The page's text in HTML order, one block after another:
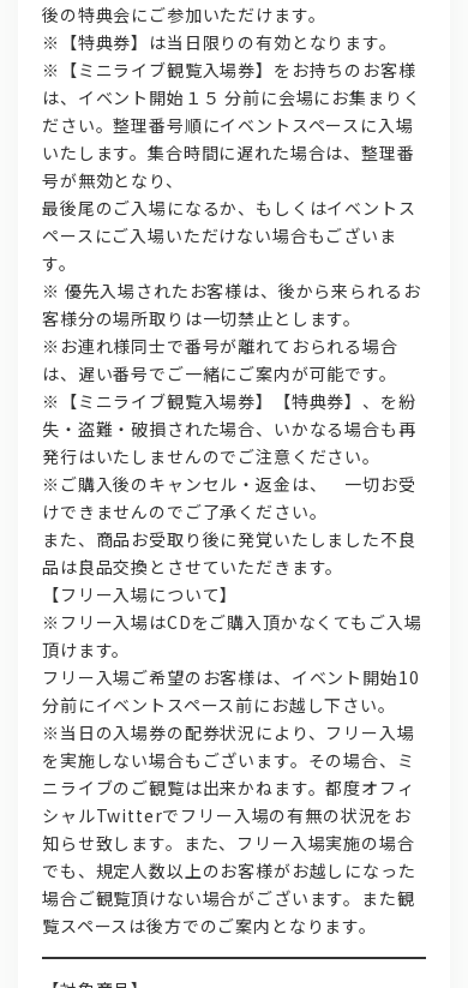
後の特典会にご参加いただけます。
※【特典券】は当日限りの有効となります。
※【ミニライブ観覧入場券】をお持ちのお客様
は、イベント開始１５ 分前に会場にお集まりく
ださい。整理番号順にイベントスペースに入場
いたします。集合時間に遅れた場合は、整理番
号が無効となり、
最後尾のご入場になるか、もしくはイベントス
ペースにご入場いただけない場合もございま
す。
※ 優先入場されたお客様は、後から来られるお
客様分の場所取りは一切禁止とします。
※お連れ様同士で番号が離れておられる場合
は、遅い番号でご一緒にご案内が可能です。
※【ミニライブ観覧入場券】【特典券】、を紛
失・盗難・破損された場合、いかなる場合も再
発行はいたしませんのでご注意ください。
※ご購入後のキャンセル・返金は、 一切お受
けできませんのでご了承ください。
また、商品お受取り後に発覚いたしました不良
品は良品交換とさせていただきます。
【フリー入場について】
※フリー入場はCDをご購入頂かなくてもご入場
頂けます。
フリー入場ご希望のお客様は、イベント開始10
分前にイベントスペース前にお越し下さい。
※当日の入場券の配券状況により、フリー入場
を実施しない場合もございます。その場合、ミ
ニライブのご観覧は出来かねます。都度オフィ
シャルTwitterでフリー入場の有無の状況をお
知らせ致します。また、フリー入場実施の場合
でも、規定人数以上のお客様がお越しになった
場合ご観覧頂けない場合がございます。また観
覧スペースは後方でのご案内となります。